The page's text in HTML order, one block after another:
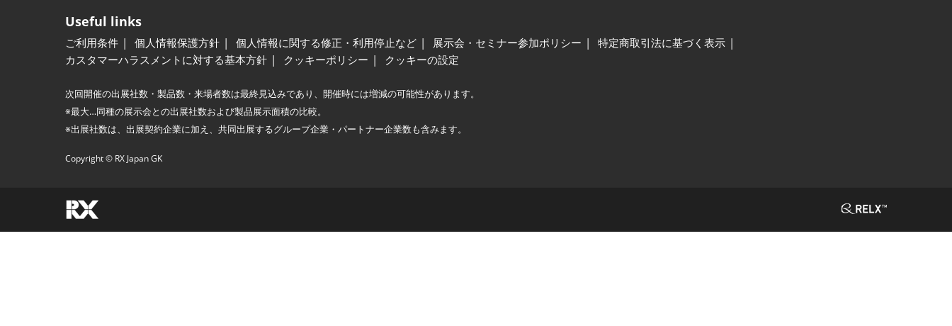
Useful links
ご利用条件 個人情報保護方針 個人情報に関する修正・利用停止など 展示会・セミナー参加ポリシー
特定商取引法に基づく表示
カスタマーハラスメントに対する基本方針
クッキーポリシー クッキーの設定
次回開催の出展社数・製品数・来場者数は最終見込みであり、開催時には増減の可能性があります。
※最大…同種の展示会との出展社数および製品展示面積の比較。
※出展社数は、出展契約企業に加え、共同出展するグループ企業・パートナー企業数も含みます。
Copyright © RX Japan GK